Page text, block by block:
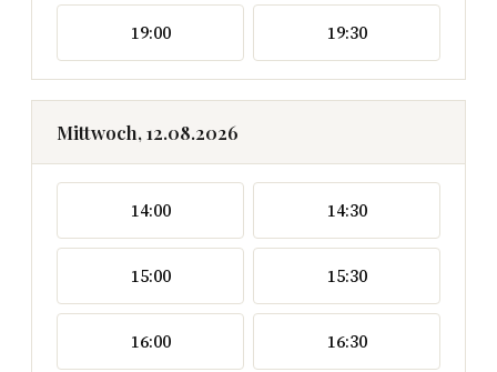
19:00 19:30
Mittwoch, 12.08.2026
14:00 14:30
15:00 15:30
16:00 16:30